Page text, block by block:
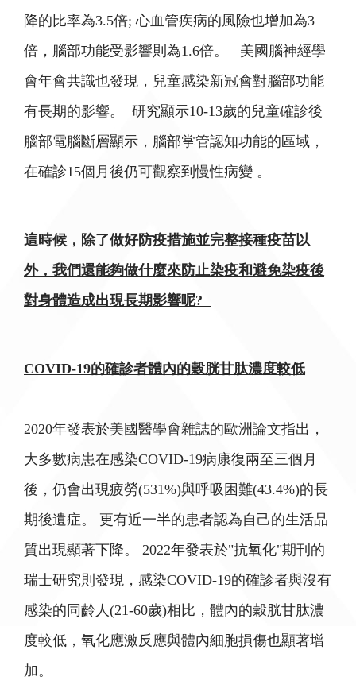
降的比率為3.5倍; 心血管疾病的風險也增加為3
倍，腦部功能受影響則為1.6倍。 美國腦神經學
會年會共識也發現，兒童感染新冠會對腦部功能
有長期的影響。 研究顯示10-13歲的兒童確診後
腦部電腦斷層顯示，腦部掌管認知功能的區域，
在確診15個月後仍可觀察到慢性病變 。
這時候，除了做好防疫措施並完整接種疫苗以
外，我們還能夠做什麼來防止染疫和避免染疫後
對身體造成出現長期影響呢?
COVID-19的確診者體內的穀胱甘肽濃度較低
2020年發表於美國醫學會雜誌的歐洲論文指出，
大多數病患在感染COVID-19病康復兩至三個月
後，仍會出現疲勞(531%)與呼吸困難(43.4%)的長
期後遺症。 更有近一半的患者認為自己的生活品
質出現顯著下降。 2022年發表於"抗氧化"期刊的
瑞士研究則發現，感染COVID-19的確診者與沒有
感染的同齡人(21-60歲)相比，體內的穀胱甘肽濃
度較低，氧化應激反應與體內細胞損傷也顯著增
加。